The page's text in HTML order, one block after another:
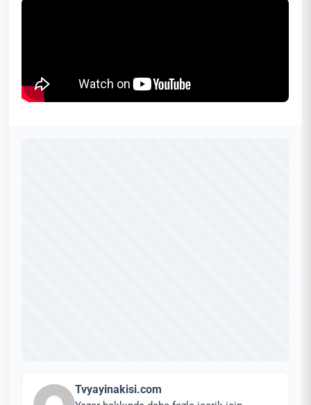
Tvyayinakisi.com